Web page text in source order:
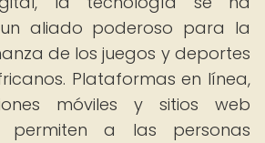
aliado poderoso para la
de los juegos y deportes
Plataformas en línea,
móviles y sitios web
permiten a las personas